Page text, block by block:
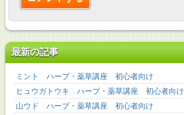
最新の記事
ミント ハーブ・薬草講座 初心者向け
ヒュウガトウキ ハーブ・薬草講座 初心者向け
山ウド ハーブ・薬草講座 初心者向け